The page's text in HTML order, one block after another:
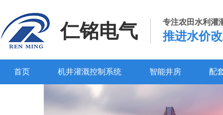
仁铭电气 专注农田水利灌
推进水价
首页 机井灌溉控制系统 智能井房 配